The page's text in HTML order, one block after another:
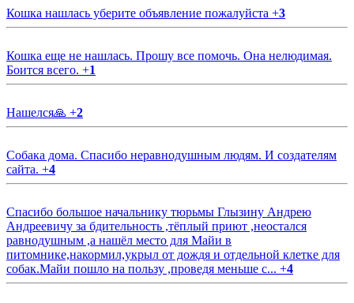
Кошка нашлась уберите объявление пожалуйста +3
Кошка еще не нашлась. Прошу все помочь. Она нелюдимая.
Боится всего. +1
Нашелся🙏 +2
Собака дома. Спасибо неравнодушным людям. И создателям
сайта. +4
Спасибо большое начальнику тюрьмы Глызину Андрею
Андреевичу за бдительность ,тёплый приют ,неостался
равнодушным ,а нашёл место для Майи в
питомнике,накормил,укрыл от дождя и отдельной клетке для
собак.Майи пошло на пользу ,проведя меньше с... +4